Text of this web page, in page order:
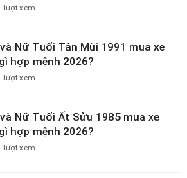
lượt xem
Nữ Tuổi Tân Mùi 1991 mua xe
hợp mệnh 2026?
lượt xem
Nữ Tuổi Ất Sửu 1985 mua xe
hợp mệnh 2026?
lượt xem